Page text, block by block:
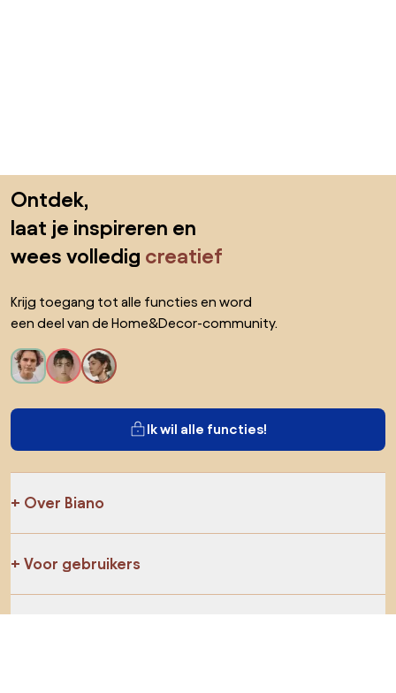
Ontdek,
laat je inspireren en
wees volledig creatief
Krijg toegang tot alle functies en word
een deel van de Home&Decor-community.
Ik wil alle functies!
Over Biano
Voor gebruikers